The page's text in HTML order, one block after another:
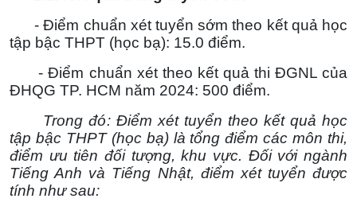
- Điểm chuẩn xét tuyển sớm theo kết quả học
tập bậc THPT (học bạ): 15.0 điểm.
- Điểm chuẩn xét theo kết quả thi ĐGNL của
ĐHQG TP. HCM năm 2024: 500 điểm.
Trong đó: Điểm xét tuyển theo kết quả học
tập bậc THPT (học bạ) là tổng điểm các môn thi,
điểm ưu tiên đối tượng, khu vực. Đối với ngành
Tiếng Anh và Tiếng Nhật, điểm xét tuyển được
tính như sau: